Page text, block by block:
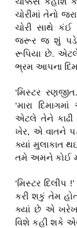
ચોરીમાં તેનો
ચોરી સાથે
જરૂર જ શું પડે
રૂપિયા છે.
ભ્રમ આપના
‘મિસ્ટર
‘મારા
એટલે તેને કાઢી
ખેર, એ વાતને
ક્યાં મુલાકાત
તમે અમને કોઈ
‘મિસ્ટર
કરી શકું તેમ
ક્યાં છે એ
વિશે કહી શકે